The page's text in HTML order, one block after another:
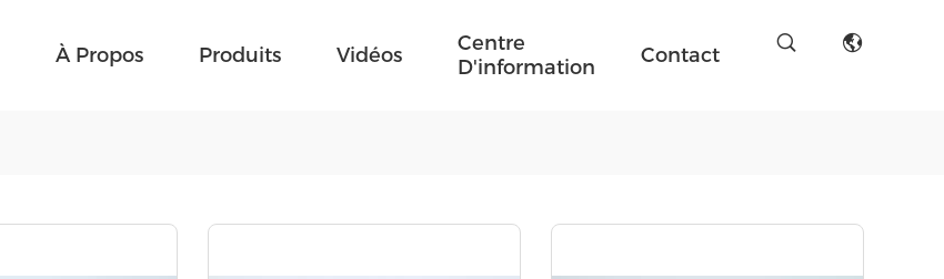
À Propos Produits Vidéos
Centre
D'information
Contact